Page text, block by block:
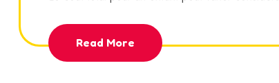
Read More